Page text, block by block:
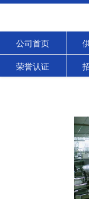
公司首页
荣誉认证